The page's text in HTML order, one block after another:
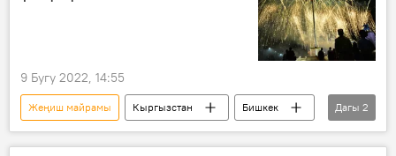
9 Бугу 2022, 14:55
Жеңиш майрамы Кыргызстан
Бишкек
Бишкек мэриясы
фейерверк
Дагы 2